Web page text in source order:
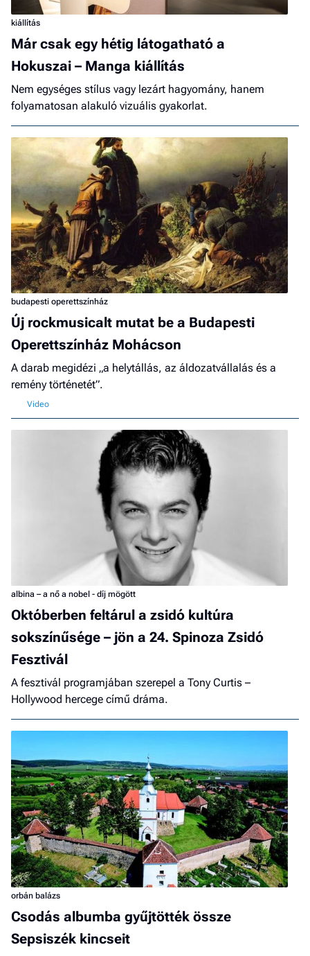
kiállítás
Már csak egy hétig látogatható a
Hokuszai – Manga kiállítás
Nem egységes stílus vagy lezárt hagyomány, hanem
folyamatosan alakuló vizuális gyakorlat.
budapesti operettszínház
Új rockmusicalt mutat be a Budapesti
Operettszínház Mohácson
A darab megidézi „a helytállás, az áldozatvállalás és a
remény történetét”.
albina – a nő a nobel - díj mögött
Októberben feltárul a zsidó kultúra
sokszínűsége – jön a 24. Spinoza Zsidó
Fesztivál
A fesztivál programjában szerepel a Tony Curtis –
Hollywood hercege című dráma.
orbán balázs
Csodás albumba gyűjtötték össze
Sepsiszék kincseit